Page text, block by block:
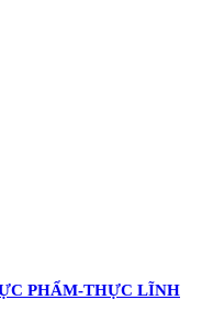
PHẨM-THỰC LĨNH